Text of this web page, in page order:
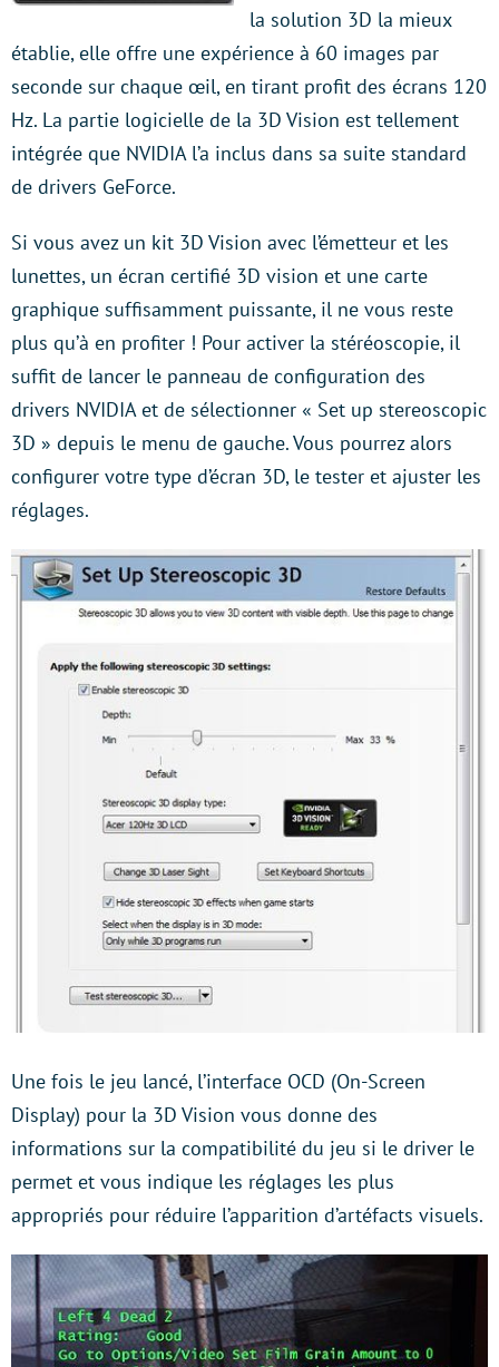
la solution 3D la mieux
établie, elle offre une expérience à 60 images par
seconde sur chaque œil, en tirant profit des écrans 120
Hz. La partie logicielle de la 3D Vision est tellement
intégrée que NVIDIA l’a inclus dans sa suite standard
de drivers GeForce.
Si vous avez un kit 3D Vision avec l’émetteur et les
lunettes, un écran certifié 3D vision et une carte
graphique suffisamment puissante, il ne vous reste
plus qu’à en profiter ! Pour activer la stéréoscopie, il
suffit de lancer le panneau de configuration des
drivers NVIDIA et de sélectionner « Set up stereoscopic
3D » depuis le menu de gauche. Vous pourrez alors
configurer votre type d’écran 3D, le tester et ajuster les
réglages.
Une fois le jeu lancé, l’interface OCD (On-Screen
Display) pour la 3D Vision vous donne des
informations sur la compatibilité du jeu si le driver le
permet et vous indique les réglages les plus
appropriés pour réduire l’apparition d’artéfacts visuels.